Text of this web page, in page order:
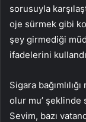
sorusuyla
oje sürmek gibi
şey girmediği
ifadelerini
Sigara
olur mu’
Sevim, bazı